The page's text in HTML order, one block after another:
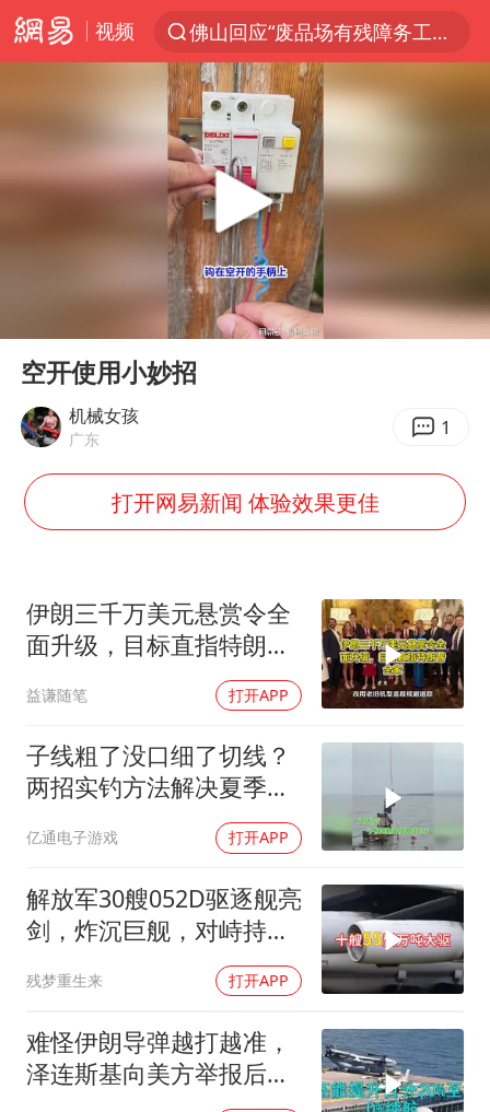
视频
佛山回应“废品场有残障务工人员”
服务提质，内需扩容有保障
美股收盘：道指再创历史新高
人贩子“梅姨”真名谢家梅
“老头乐”悬挂“蒙H好几个8”上路
河南：领导干部要带头休假
被一条街帮助的“煎饼叔叔”去世
13岁少年白天写作业晚上夜市炒粉
中方公布5项对美反制措施
被妻子举报丈夫与情人一审获刑1年
“中国游”持续带火“中国购”
你常吃的兰州拉面要改名了
张家界中心汽车站候车厅漏水如瀑布
Play
00:13
空开使用小妙招
机械女孩
广东 1
打开网易新闻 体验效果更佳
伊朗三千万美元悬赏令全
面升级，目标直指特朗普
益谦随笔 打开APP
子线粗了没口细了切线？
两招实钓方法解决夏季难
亿通电子游戏 打开APP
解放军30艘052D驱逐舰亮
剑，炸沉巨舰，对峙持续
残梦重生来 打开APP
难怪伊朗导弹越打越准，
泽连斯基向美方举报后，